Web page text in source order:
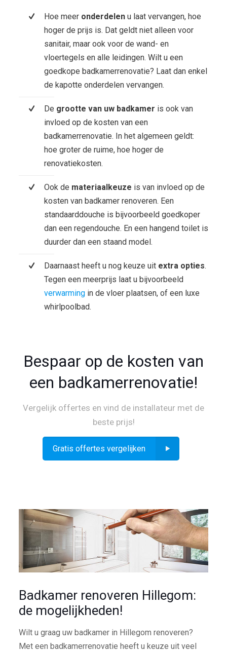
Hoe meer onderdelenu laat vervangen, hoe
hoger de prijs is. Dat geldt niet alleen voor
sanitair, maar ook voor de wand- en
vloertegels en alle leidingen. Wilt u een
goedkope badkamerrenovatie? Laat dan enkel
de kapotte onderdelen vervangen.
De grootte van uw badkamer is ook van
invloed op de kosten van een
badkamerrenovatie. In het algemeen geldt:
hoe groter de ruime, hoe hoger de
renovatiekosten.
Ook de materiaalkeuze is van invloed op de
kosten van badkamer renoveren. Een
standaarddouche is bijvoorbeeld goedkoper
dan een regendouche. En een hangend toilet is
duurder dan een staand model.
Daarnaast heeft u nog keuze uit extra opties.
Tegen een meerprijs laat u bijvoorbeeld
verwarmingin de vloer plaatsen, of een luxe
whirlpoolbad.
Bespaar op de kosten van
een badkamerrenovatie!
Vergelijk offertes en vind de installateur met de
beste prijs!
Gratis offertes vergelijken
Badkamer renoveren Hillegom:
de mogelijkheden!
Wilt u graag uw badkamer in Hillegom renoveren?
Met een badkamerrenovatie heeft u keuze uit veel